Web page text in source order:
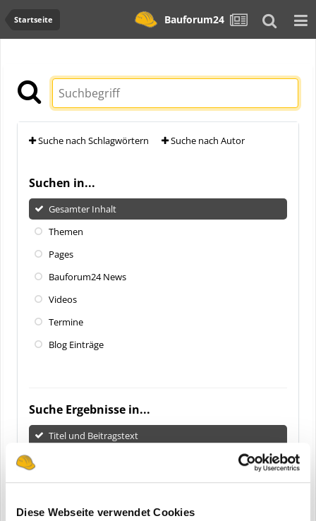
Diese Webseite verwendet Cookies
Startseite Bauforum24
Suche nach Schlagwörtern Suche nach Autor
Suchen in...
Gesamter Inhalt
Themen
Pages
Bauforum24 News
Videos
Termine
Blog Einträge
Suche Ergebnisse in...
Titel und Beitragstext
Suche Ergebnisse die...
Beinhalten
meiner Suchwörter